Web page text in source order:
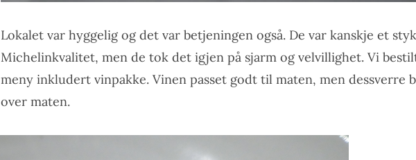
Lokalet var hyggelig og det var betjeningen også. De var kanskje et
Michelinkvalitet, men de tok det igjen på sjarm og velvillighet. Vi
meny inkludert vinpakke. Vinen passet godt til maten, men dessverre
over maten.